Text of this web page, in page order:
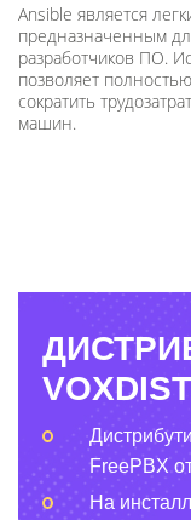
Ansible является
предназначенным
разработчиков ПО.
позволяет
сократить
машин.
FreePBX
На